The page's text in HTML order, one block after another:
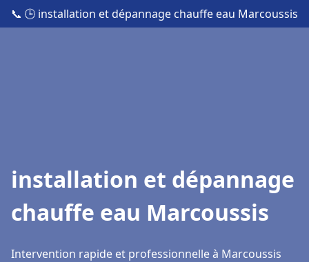
📞 🕒 installation et dépannage chauffe eau Marcoussis
installation et dépannage
chauffe eau Marcoussis
Intervention rapide et professionnelle à Marcoussis